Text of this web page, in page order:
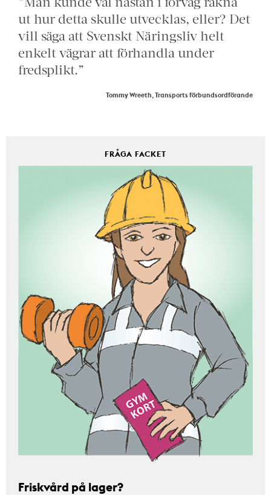
ut hur detta skulle utvecklas, eller? Det
vill säga att Svenskt Näringsliv helt
enkelt vägrar att förhandla under
fredsplikt.”
Tommy Wreeth, Transports förbundsordförande
FRÅGA FACKET
Friskvård på lager?